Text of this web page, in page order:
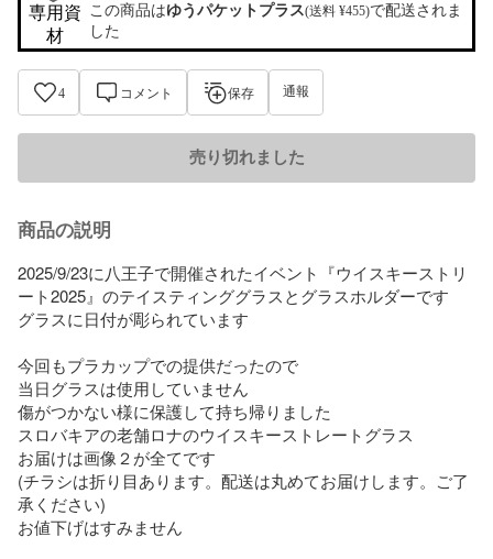
専用資
材
この商品はゆうパケットプラス(送料 ¥455)で配送されま
した
4 コメント 保存 通報
売り切れました
商品の説明
2025/9/23に八王子で開催されたイベント『ウイスキーストリ
ート2025』のテイスティンググラスとグラスホルダーです
グラスに日付が彫られています
今回もプラカップでの提供だったので
当日グラスは使用していません
傷がつかない様に保護して持ち帰りました
スロバキアの老舗ロナのウイスキーストレートグラス
お届けは画像２が全てです
(チラシは折り目あります。配送は丸めてお届けします。ご了
承ください)
お値下げはすみません